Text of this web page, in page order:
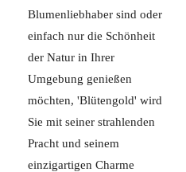
Blumenliebhaber sind oder
einfach nur die Schönheit
der Natur in Ihrer
Umgebung genießen
möchten, 'Blütengold' wird
Sie mit seiner strahlenden
Pracht und seinem
einzigartigen Charme